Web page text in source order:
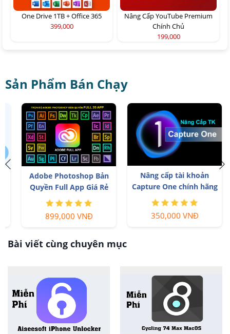
One Drive 1TB + Office 365
399,000
Nâng Cấp YouTube Premium
Chính Chủ
199,000
Sản Phẩm Bán Chạy
Adobe Photoshop Bản
Quyền Full App Giá Rẻ
899,000 VNĐ
Nâng cấp tài khoản
Capture One chính hãng
350,000 VNĐ
Bài viết cùng chuyên mục